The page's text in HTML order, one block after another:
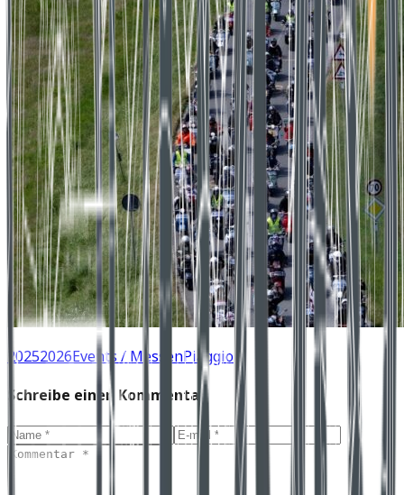
20252026Events / MessenPiaggio
Schreibe einen Kommentar